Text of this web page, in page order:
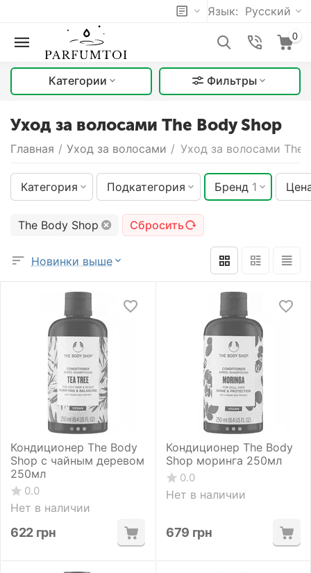
Язык: Русский
0
Категории Фильтры
Уход за волосами The Body Shop
Главная / Уход за волосами / Уход за волосами The
Категория Подкатегория Бренд 1
The Body Shop Сбросить
Новинки выше
Кондиционер The Body
Shop с чайным деревом
250мл
0.0
Нет в наличии
622 грн
Кондиционер The Body
Shop моринга 250мл
0.0
Нет в наличии
679 грн